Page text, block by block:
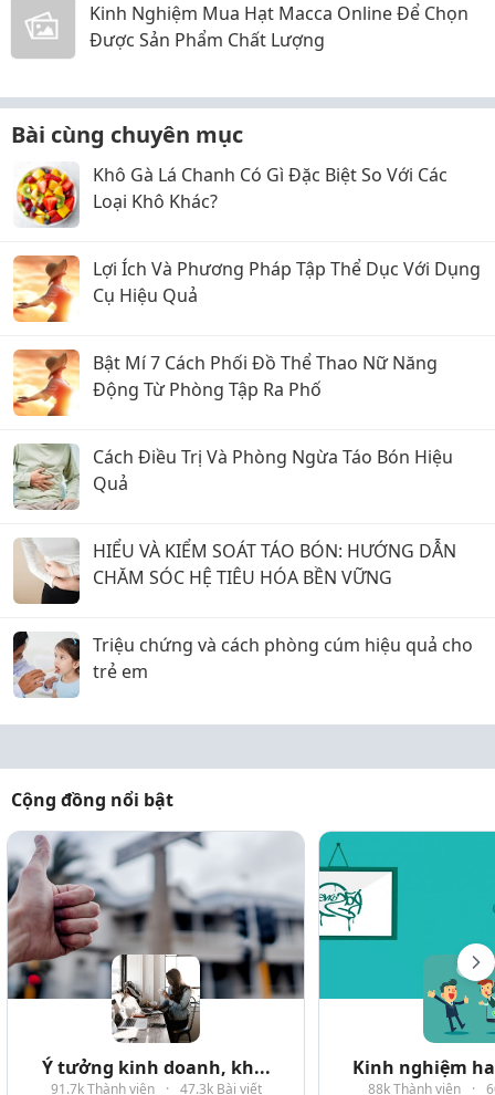
Kinh Nghiệm Mua Hạt Macca Online Để Chọn
Được Sản Phẩm Chất Lượng
Bài cùng chuyên mục
Khô Gà Lá Chanh Có Gì Đặc Biệt So Với Các
Loại Khô Khác?
Lợi Ích Và Phương Pháp Tập Thể Dục Với Dụng
Cụ Hiệu Quả
Bật Mí 7 Cách Phối Đồ Thể Thao Nữ Năng
Động Từ Phòng Tập Ra Phố
Cách Điều Trị Và Phòng Ngừa Táo Bón Hiệu
Quả
HIỂU VÀ KIỂM SOÁT TÁO BÓN: HƯỚNG DẪN
CHĂM SÓC HỆ TIÊU HÓA BỀN VỮNG
Triệu chứng và cách phòng cúm hiệu quả cho
trẻ em
Cộng đồng nổi bật
Ý tưởng kinh doanh, kh...
91.7k Thành viên · 47.3k Bài viết
Kinh nghiệm
88k Thành viên ·